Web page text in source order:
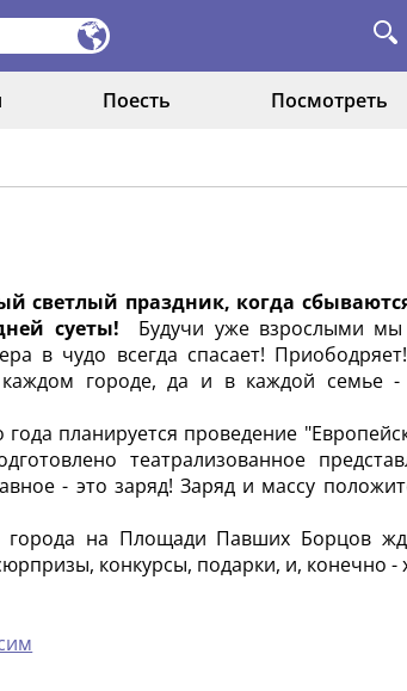
Поесть Посмотреть
светлый праздник, когда
суеты! Будучи уже взрослыми
в чудо всегда спасает!
городе, да и в каждой семье -
планируется проведение
театрализованное
- это заряд! Заряд и массу
города на Площади Павших Борцов
конкурсы, подарки, и, конечно